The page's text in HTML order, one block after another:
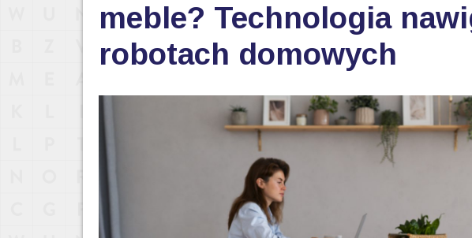
meble? Technologia
robotach domowych